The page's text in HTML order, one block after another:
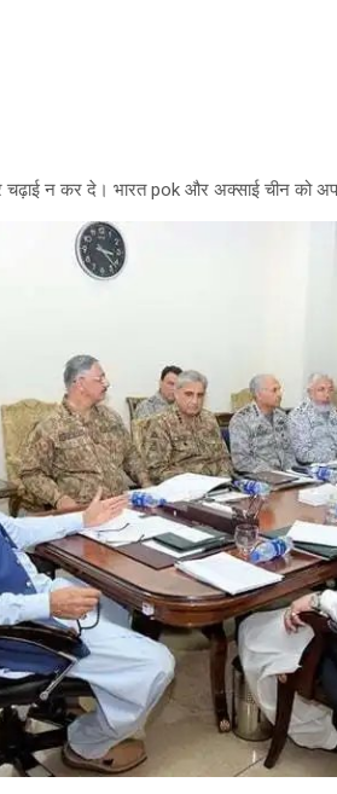
चढ़ाई न कर दे। भारत pok और अक्साई चीन को